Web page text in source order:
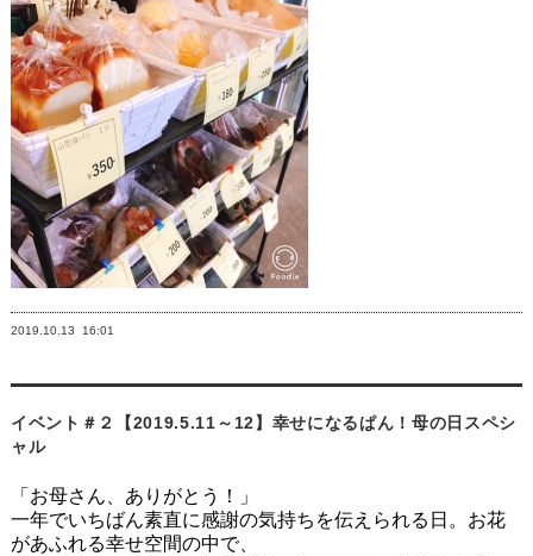
2019.10.13 16:01
イベント＃２【2019.5.11～12】幸せになるぱん！母の日スペシ
ャル
「お母さん、ありがとう！」
一年でいちばん素直に感謝の気持ちを伝えられる日。お花
があふれる幸せ空間の中で、